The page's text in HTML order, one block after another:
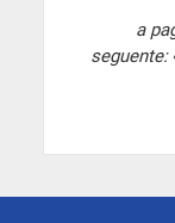
a
seguente: